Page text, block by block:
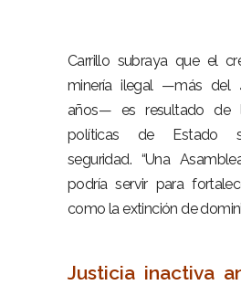
Carrillo subraya que el
minería ilegal —más del
años— es resultado de
políticas de Estado
seguridad. “Una
podría servir para
como la extinción de
Justicia inactiva